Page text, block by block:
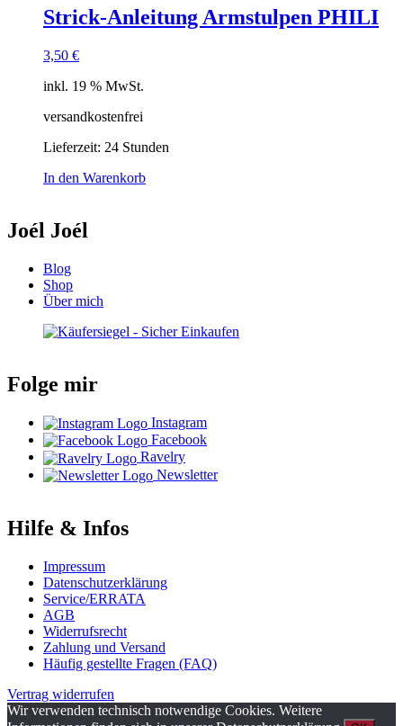
Strick-Anleitung Armstulpen PHILI
3,50 €
inkl. 19 % MwSt.
versandkostenfrei
Lieferzeit: 24 Stunden
In den Warenkorb
Joél Joél
Blog
Shop
Über mich
Folge mir
Instagram
Facebook
Ravelry
Newsletter
Hilfe & Infos
Impressum
Datenschutzerklärung
Service/ERRATA
AGB
Widerrufsrecht
Zahlung und Versand
Häufig gestellte Fragen (FAQ)
Vertrag widerrufen
Wir verwenden technisch notwendige Cookies. Weitere